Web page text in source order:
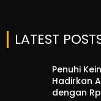
LATEST
Penuhi
Hadirkan
dengan